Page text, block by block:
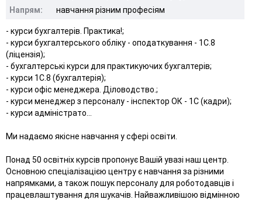
Напрям:
навчання різним професіям
- курси бухгалтерів. Практика!;
- курси бухгалтерського обліку - оподаткування - 1С.8
(ліцензія);
- бухгалтерські курси для практикуючих бухгалтерів;
- курси 1С.8 (бухгалтерія);
- курси офіс менеджера. Діловодство.;
- курси менеджер з персоналу - інспектор ОК - 1С (кадри);
- курси адміністрато...
Ми надаємо якісне навчання у сфері освіти.
Понад 50 освітніх курсів пропонує Вашій увазі наш центр.
Основною спеціалізацією центру є навчання за різними
напрямками, а також пошук персоналу для роботодавців і
працевлаштування для шукачів. Найважливішою відмінною